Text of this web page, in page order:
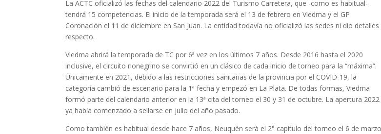
La ACTC oficializó las fechas del calendario 2022 del Turismo Carretera, que -como es habitual-
tendrá 15 competencias. El inicio de la temporada será el 13 de febrero en Viedma y el GP
Coronación el 11 de diciembre en San Juan. La entidad todavía no oficializó las sedes ni dio detalles
respecto.
Viedma abrirá la temporada de TC por 6ª vez en los últimos 7 años. Desde 2016 hasta el 2020
inclusive, el circuito rionegrino se convirtió en un clásico de cada inicio de torneo para la “máxima”.
Únicamente en 2021, debido a las restricciones sanitarias de la provincia por el COVID-19, la
categoría cambió de escenario para la 1ª fecha y empezó en La Plata. De todas formas, Viedma
formó parte del calendario anterior en la 13ª cita del torneo el 30 y 31 de octubre. La apertura 2022
ya había comenzado a sellarse en julio del año pasado.
Como también es habitual desde hace 7 años, Neuquén será el 2° capítulo del torneo el 6 de